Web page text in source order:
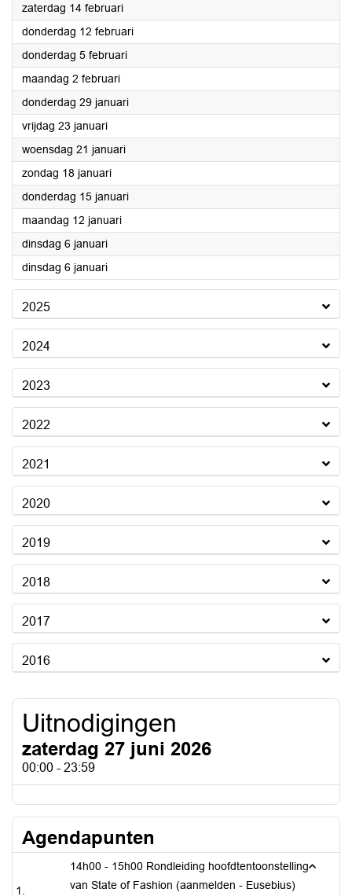
zaterdag 14 februari2026
donderdag 12 februari2026
donderdag 5 februari2026
maandag 2 februari2026
donderdag 29 januari2026
vrijdag 23 januari2026
woensdag 21 januari2026
zondag 18 januari2026
donderdag 15 januari2026
maandag 12 januari2026
dinsdag 6 januari2026
dinsdag 6 januari2026
2025
2024
2023
2022
2021
2020
2019
2018
2017
2016
Uitnodigingen
zaterdag 27 juni 2026
00:00 - 23:59
Agendapunten
14h00 - 15h00 Rondleiding hoofdtentoonstelling
van State of Fashion (aanmelden - Eusebius)